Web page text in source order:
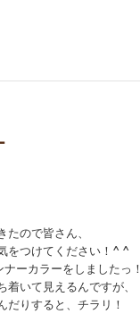
たので皆さん、
をつけてください！^ ^
ーカラーをしましたっ！
いて見えるんですが、
だりすると、チラリ！